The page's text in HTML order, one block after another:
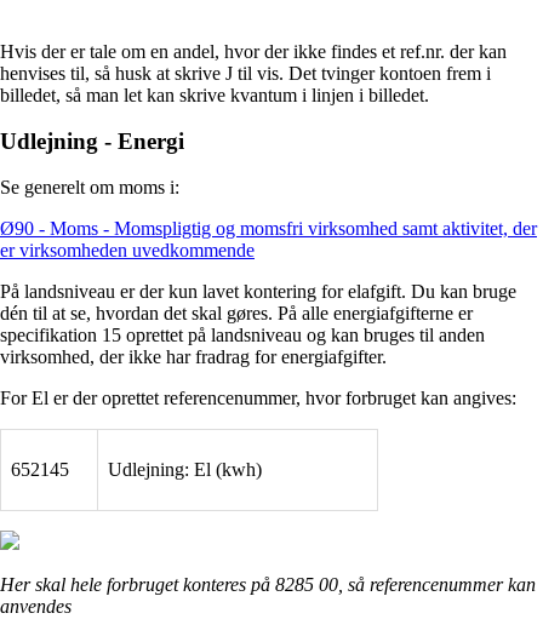
Hvis der er tale om en andel, hvor der ikke findes et ref.nr. der kan
henvises til, så husk at skrive J til vis. Det tvinger kontoen frem i
billedet, så man let kan skrive kvantum i linjen i billedet.
Udlejning - Energi
Se generelt om moms i:
Ø90 - Moms - Momspligtig og momsfri virksomhed samt aktivitet, der
er virksomheden uvedkommende
På landsniveau er der kun lavet kontering for elafgift. Du kan bruge
dén til at se, hvordan det skal gøres. På alle energiafgifterne er
specifikation 15 oprettet på landsniveau og kan bruges til anden
virksomhed, der ikke har fradrag for energiafgifter.
For El er der oprettet referencenummer, hvor forbruget kan angives:
652145 Udlejning: El (kwh)
Her skal hele forbruget konteres på 8285 00, så referencenummer kan
anvendes